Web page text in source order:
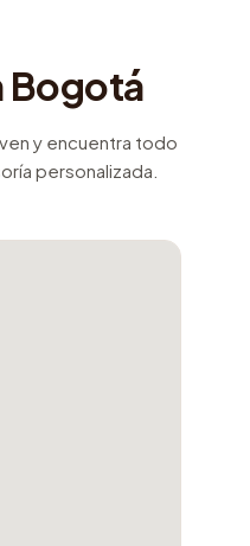
Bogotá
y encuentra todo
personalizada.